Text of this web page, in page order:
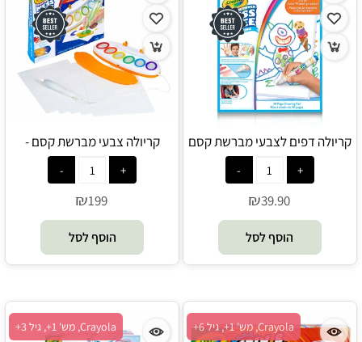
קריולה דפים לצבעי מברשת קסם
חבילת 30 דפים - Crayola
₪39.90
הוסף לסל
קריולה צבעי מברשת קסם -
Crayola
₪199
הוסף לסל
Crayola, מש' 1+, גיל 6+ Crayola, מש' 1+, גיל 3+